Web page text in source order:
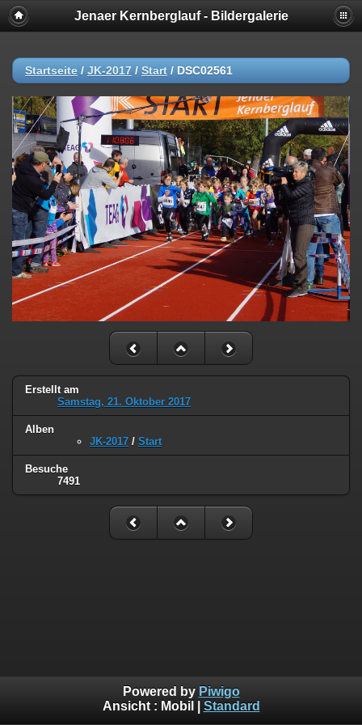
Jenaer Kernberglauf - Bildergalerie
Startseite / JK-2017 / Start / DSC02561
Erstellt am
Samstag, 21. Oktober 2017
Alben
JK-2017 / Start
Besuche
7491
Powered by Piwigo
Ansicht : Mobil Standard